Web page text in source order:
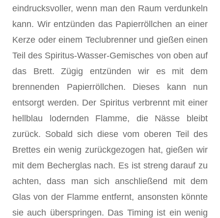
eindrucksvoller, wenn man den Raum verdunkeln
kann. Wir entzünden das Papierröllchen an einer
Kerze oder einem Teclubrenner und gießen einen
Teil des Spiritus-Wasser-Gemisches von oben auf
das Brett. Zügig entzünden wir es mit dem
brennenden Papierröllchen. Dieses kann nun
entsorgt werden. Der Spiritus verbrennt mit einer
hellblau lodernden Flamme, die Nässe bleibt
zurück. Sobald sich diese vom oberen Teil des
Brettes ein wenig zurückgezogen hat, gießen wir
mit dem Becherglas nach. Es ist streng darauf zu
achten, dass man sich anschließend mit dem
Glas von der Flamme entfernt, ansonsten könnte
sie auch überspringen. Das Timing ist ein wenig